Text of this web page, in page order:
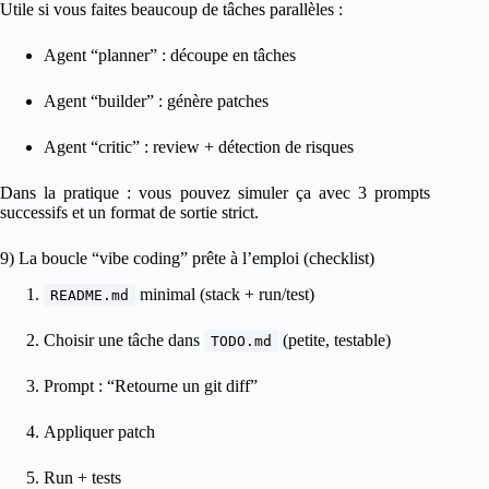
Utile si vous faites beaucoup de tâches parallèles :
Agent “planner” : découpe en tâches
Agent “builder” : génère patches
Agent “critic” : review + détection de risques
Dans la pratique : vous pouvez simuler ça avec 3 prompts
successifs et un format de sortie strict.
9) La boucle “vibe coding” prête à l’emploi (checklist)
README.md minimal (stack + run/test)
Choisir une tâche dans TODO.md (petite, testable)
Prompt : “Retourne un git diff”
Appliquer patch
Run + tests